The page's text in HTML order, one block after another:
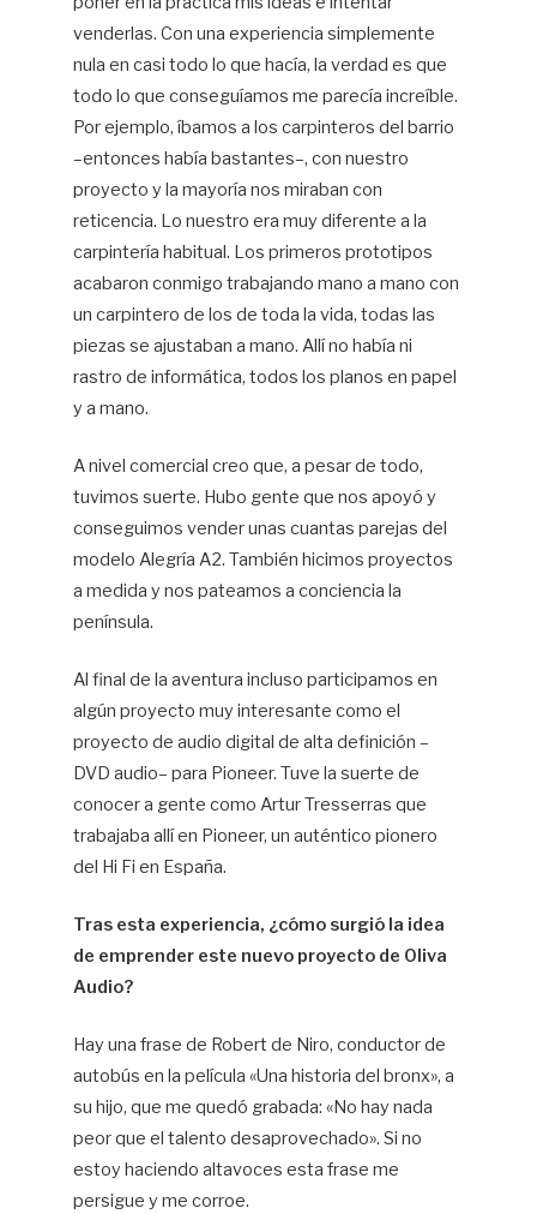
venderlas. Con una experiencia simplemente
nula en casi todo lo que hacía, la verdad es que
todo lo que conseguíamos me parecía increíble.
Por ejemplo, íbamos a los carpinteros del barrio
–entonces había bastantes–, con nuestro
proyecto y la mayoría nos miraban con
reticencia. Lo nuestro era muy diferente a la
carpintería habitual. Los primeros prototipos
acabaron conmigo trabajando mano a mano con
un carpintero de los de toda la vida, todas las
piezas se ajustaban a mano. Allí no había ni
rastro de informática, todos los planos en papel
y a mano.
A nivel comercial creo que, a pesar de todo,
tuvimos suerte. Hubo gente que nos apoyó y
conseguimos vender unas cuantas parejas del
modelo Alegría A2. También hicimos proyectos
a medida y nos pateamos a conciencia la
península.
Al final de la aventura incluso participamos en
algún proyecto muy interesante como el
proyecto de audio digital de alta definición –
DVD audio– para Pioneer. Tuve la suerte de
conocer a gente como Artur Tresserras que
trabajaba allí en Pioneer, un auténtico pionero
del Hi Fi en España.
Tras esta experiencia, ¿cómo surgió la idea
de emprender este nuevo proyecto de Oliva
Audio?
Hay una frase de Robert de Niro, conductor de
autobús en la película «Una historia del bronx», a
su hijo, que me quedó grabada: «No hay nada
peor que el talento desaprovechado». Si no
estoy haciendo altavoces esta frase me
persigue y me corroe.